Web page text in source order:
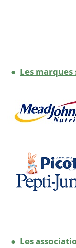
● Les marques
● Les